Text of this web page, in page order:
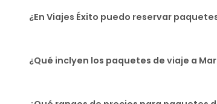
¿En Viajes Éxito puedo reservar
¿Qué inclyen los paquetes de viaje a